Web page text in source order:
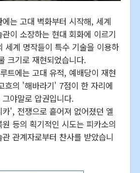
에는 고대 벽화부터 시작해, 세계
이 소장하는 현대 회화에 이르기
세계 명작들이 특수 기술을 이용하
크기로 재현되었습니다.
트에는 고대 유적, 예배당이 재현
흐의 '해바라기' 7점이 한 자리에
야말로 압권입니다.
', 전쟁으로 흩어져 없어졌던 엘
등의 획기적인 시도는 피카소의
관계자로부터 찬사를 받았습니